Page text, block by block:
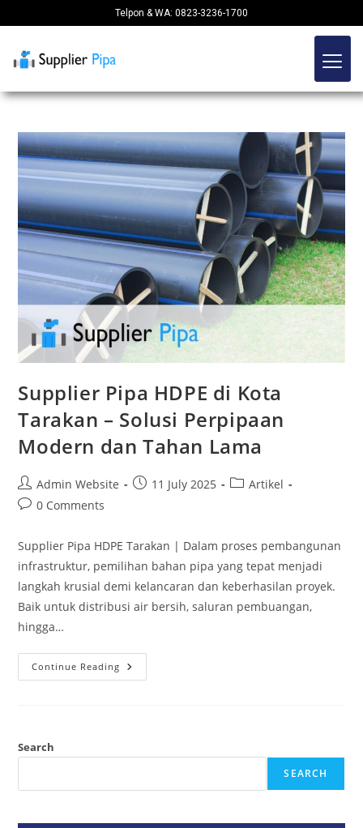
Telpon & WA: 0823-3236-1700
Supplier Pipa HDPE di Kota
Tarakan – Solusi Perpipaan
Modern dan Tahan Lama
Admin Website 11 July 2025
Artikel
0 Comments
Supplier Pipa HDPE Tarakan | Dalam proses pembangunan
infrastruktur, pemilihan bahan pipa yang tepat menjadi
langkah krusial demi kelancaran dan keberhasilan proyek.
Baik untuk distribusi air bersih, saluran pembuangan,
hingga…
Continue Reading
Search
SEARCH